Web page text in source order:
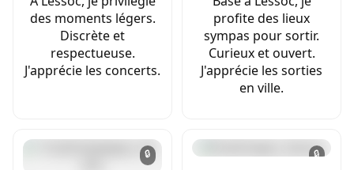
des moments légers.
Discrète et
respectueuse.
J'apprécie les concerts.
profite des lieux
sympas pour sortir.
Curieux et ouvert.
J'apprécie les sorties
en ville.
🔒 🔒